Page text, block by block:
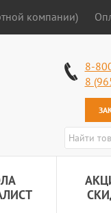
компании)
8-
8